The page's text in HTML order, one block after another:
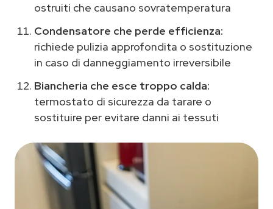
ostruiti che causano sovratemperatura
Condensatore che perde efficienza:
richiede pulizia approfondita o sostituzione
in caso di danneggiamento irreversibile
Biancheria che esce troppo calda:
termostato di sicurezza da tarare o
sostituire per evitare danni ai tessuti